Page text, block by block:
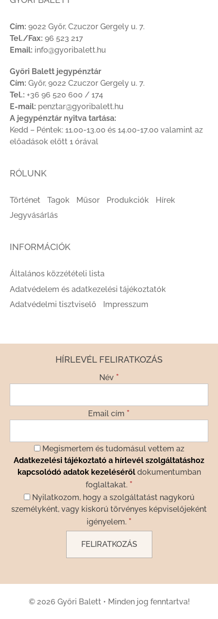
Cím: 9022 Győr, Czuczor Gergely u. 7.
Tel./Fax: 96 523 217
Email: info@gyoribalett.hu
Győri Balett jegypénztár
Cím: Győr, 9022 Czuczor Gergely u. 7.
Tel.: +36 96 520 600 / 174
E-mail: penztar@gyoribalett.hu
A jegypénztár nyitva tartása:
Kedd – Péntek: 11.00-13.00 és 14.00-17.00 valamint az
előadások előtt 1 órával
RÓLUNK
Történet Tagok Műsor Produkciók
Hírek
Jegyvásárlás
INFORMÁCIÓK
Általános közzétételi lista
Adatvédelem és adatkezelési tájékoztatók
Adatvédelmi tisztviselő
Impresszum
HÍRLEVÉL FELIRATKOZÁS
Név *
Email cím *
Megismertem és tudomásul vettem az
Adatkezelési tájékoztató a hírlevél szolgáltatáshoz
kapcsolódó adatok kezelésérőldokumentumban
foglaltakat. *
Nyilatkozom, hogy a szolgáltatást nagykorú
személyként, vagy kiskorú törvényes képviselőjeként
igényelem. *
© 2026 Győri Balett• Minden jog fenntartva!